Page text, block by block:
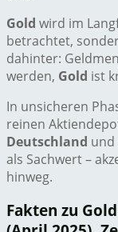
Gold wird im
betrachtet,
dahinter:
werden, Gold ist
In unsicheren
reinen
Deutschland und
als Sachwert –
hinweg.
Fakten zu